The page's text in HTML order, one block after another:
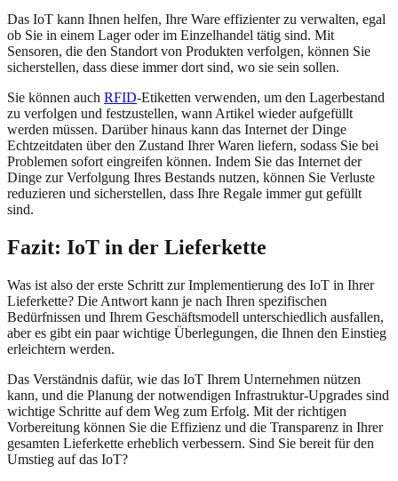
Das IoT kann Ihnen helfen, Ihre Ware effizienter zu verwalten, egal
ob Sie in einem Lager oder im Einzelhandel tätig sind. Mit
Sensoren, die den Standort von Produkten verfolgen, können Sie
sicherstellen, dass diese immer dort sind, wo sie sein sollen.
Sie können auch RFID-Etiketten verwenden, um den Lagerbestand
zu verfolgen und festzustellen, wann Artikel wieder aufgefüllt
werden müssen. Darüber hinaus kann das Internet der Dinge
Echtzeitdaten über den Zustand Ihrer Waren liefern, sodass Sie bei
Problemen sofort eingreifen können. Indem Sie das Internet der
Dinge zur Verfolgung Ihres Bestands nutzen, können Sie Verluste
reduzieren und sicherstellen, dass Ihre Regale immer gut gefüllt
sind.
Fazit: IoT in der Lieferkette
Was ist also der erste Schritt zur Implementierung des IoT in Ihrer
Lieferkette? Die Antwort kann je nach Ihren spezifischen
Bedürfnissen und Ihrem Geschäftsmodell unterschiedlich ausfallen,
aber es gibt ein paar wichtige Überlegungen, die Ihnen den Einstieg
erleichtern werden.
Das Verständnis dafür, wie das IoT Ihrem Unternehmen nützen
kann, und die Planung der notwendigen Infrastruktur-Upgrades sind
wichtige Schritte auf dem Weg zum Erfolg. Mit der richtigen
Vorbereitung können Sie die Effizienz und die Transparenz in Ihrer
gesamten Lieferkette erheblich verbessern. Sind Sie bereit für den
Umstieg auf das IoT?